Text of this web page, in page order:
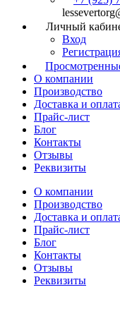
Личный
Вход
О компании
Производство
Доставка и
Прайс-лист
Блог
Контакты
Отзывы
Реквизиты
О компании
Производство
Доставка и
Прайс-лист
Блог
Контакты
Отзывы
Реквизиты